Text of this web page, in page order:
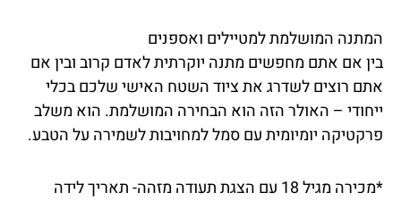
המתנה המושלמת למטיילים ואספנים
בין אם אתם מחפשים מתנה יוקרתית לאדם קרוב ובין אם
אתם רוצים לשדרג את ציוד השטח האישי שלכם בכלי
ייחודי – האולר הזה הוא הבחירה המושלמת. הוא משלב
פרקטיקה יומיומית עם סמל למחויבות לשמירה על הטבע.
*מכירה מגיל 18 עם הצגת תעודה מזהה- תאריך לידה